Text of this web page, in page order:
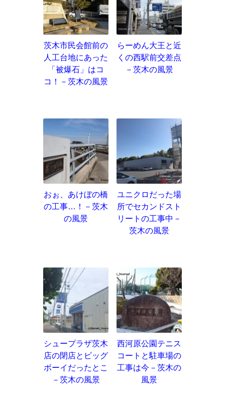
茨木市民会館前の
人工台地にあった
「被爆石」はコ
コ！－茨木の風景
らーめん大王と近
くの西駅前交差点
－茨木の風景
おぉ、あけぼの橋
の工事…！－茨木
の風景
ユニクロだった場
所でセカンドスト
リートの工事中－
茨木の風景
シュープラザ茨木
店の閉店とビッグ
ボーイだったとこ
－茨木の風景
西河原公園テニス
コートと駐車場の
工事は今－茨木の
風景